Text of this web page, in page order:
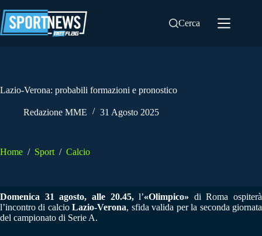
al
contenuto
Cerca
Lazio-Verona: probabili formazioni e pronostico
Redazione MME 31 Agosto 2025
Home / Sport / Calcio
Domenica 31 agosto, alle 20.45,l’«Olimpico» di Roma ospiterà
l’incontro di calcioLazio-Verona, sfida valida per la seconda giornata
del campionato di Serie A.